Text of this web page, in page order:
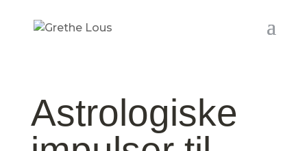
Astrologiske